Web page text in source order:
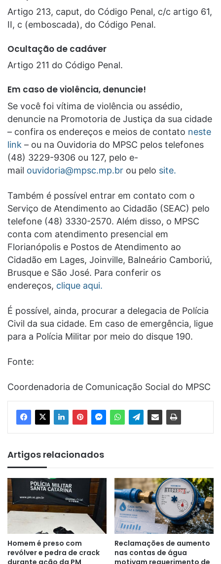
Artigo 213, caput, do Código Penal, c/c artigo 61,
II, c (emboscada), do Código Penal.
Ocultação de cadáver
Artigo 211 do Código Penal.
Em caso de violência, denuncie!
Se você foi vítima de violência ou assédio,
denuncie na Promotoria de Justiça da sua cidade
– confira os endereços e meios de contato neste
link – ou na Ouvidoria do MPSC pelos telefones
(48) 3229-9306 ou 127, pelo e-
mail ouvidoria@mpsc.mp.br ou pelo site.
Também é possível entrar em contato com o
Serviço de Atendimento ao Cidadão (SEAC) pelo
telefone (48) 3330-2570. Além disso, o MPSC
conta com atendimento presencial em
Florianópolis e Postos de Atendimento ao
Cidadão em Lages, Joinville, Balneário Camboriú,
Brusque e São José. Para conferir os
endereços, clique aqui.
É possível, ainda, procurar a delegacia de Polícia
Civil da sua cidade. Em caso de emergência, ligue
para a Polícia Militar por meio do disque 190.
Fonte:
Coordenadoria de Comunicação Social do MPSC
Artigos relacionados
Homem é preso com
revólver e pedra de crack
Reclamações de aumento
nas contas de água